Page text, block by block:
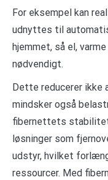
For eksempel kan
udnyttes til
hjemmet, så el,
nødvendigt.
Dette reducerer ikke
mindsker også
fibernettets
løsninger som
udstyr, hvilket
ressourcer. Med